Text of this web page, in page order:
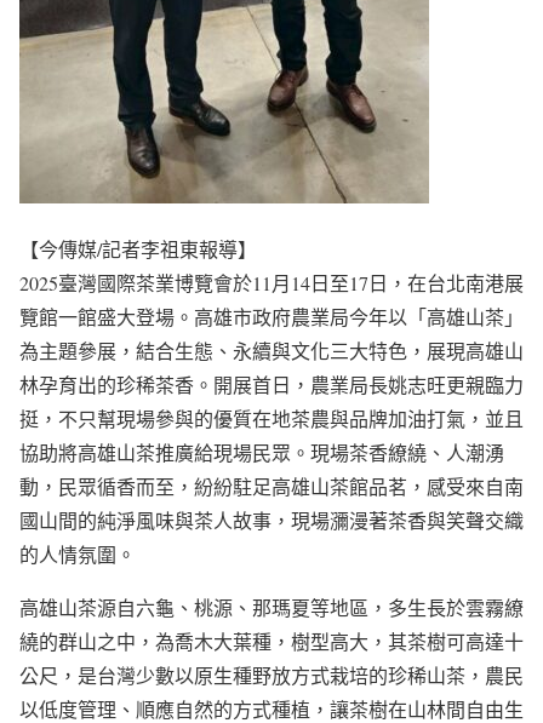
【今傳媒/記者李祖東報導】
2025臺灣國際茶業博覽會於11月14日至17日，在台北南港展
覽館一館盛大登場。高雄市政府農業局今年以「高雄山茶」
為主題參展，結合生態、永續與文化三大特色，展現高雄山
林孕育出的珍稀茶香。開展首日，農業局長姚志旺更親臨力
挺，不只幫現場參與的優質在地茶農與品牌加油打氣，並且
協助將高雄山茶推廣給現場民眾。現場茶香繚繞、人潮湧
動，民眾循香而至，紛紛駐足高雄山茶館品茗，感受來自南
國山間的純淨風味與茶人故事，現場瀰漫著茶香與笑聲交織
的人情氛圍。
高雄山茶源自六龜、桃源、那瑪夏等地區，多生長於雲霧繚
繞的群山之中，為喬木大葉種，樹型高大，其茶樹可高達十
公尺，是台灣少數以原生種野放方式栽培的珍稀山茶，農民
以低度管理、順應自然的方式種植，讓茶樹在山林間自由生